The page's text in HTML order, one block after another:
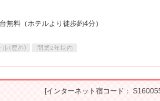
料（ホテルより徒歩約4分）
[インターネット宿コード：